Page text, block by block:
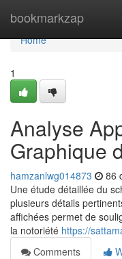
bookmarkzap
Home
Home
1
Analyse
Graphique
hamzanlwg014873 86
Une étude détaillée du
plusieurs détails
affichées permet de
la notoriété https://
Comments